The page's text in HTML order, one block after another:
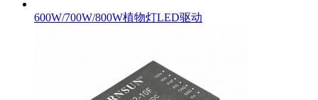
600W/700W/800W植物灯LED驱动